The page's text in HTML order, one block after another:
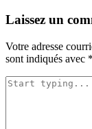
Laissez un
Votre adresse
sont indiqués avec *